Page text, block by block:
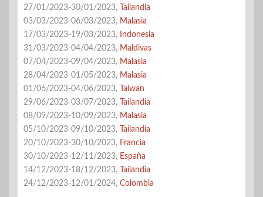
27/01/2023-30/01/2023,
Tailandia
03/03/2023-06/03/2023, Malasia
17/03/2023-19/03/2023,
Indonesia
31/03/2023-04/04/2023, Maldivas
07/04/2023-09/04/2023, Malasia
28/04/2023-01/05/2023, Malasia
01/06/2023-04/06/2023,
Taiwan
29/06/2023-03/07/2023,
Tailandia
08/09/2023-10/09/2023, Malasia
05/10/2023-09/10/2023,
Tailandia
20/10/2023-30/10/2023, Francia
30/10/2023-12/11/2023, España
14/12/2023-18/12/2023,
Tailandia
24/12/2023-12/01/2024, Colombia